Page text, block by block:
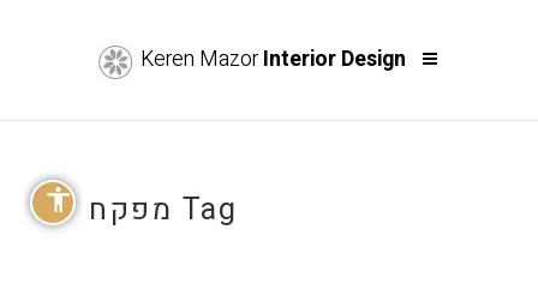
Keren MazorInterior Design
מפקח Tag